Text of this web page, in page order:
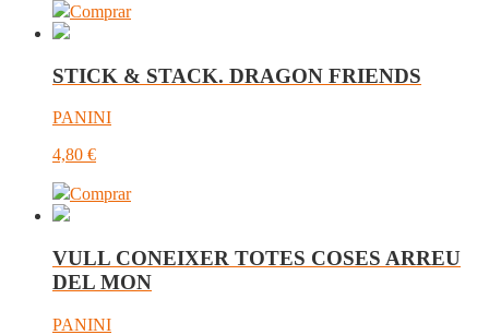
Comprar
STICK & STACK. DRAGON FRIENDS
PANINI
4,80 €
Comprar
VULL CONEIXER TOTES COSES ARREU
DEL MON
PANINI